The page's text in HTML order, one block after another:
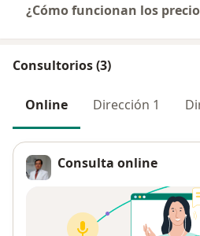
¿Cómo funcionan los
Consultorios (3)
Online Dirección 1
Consulta online